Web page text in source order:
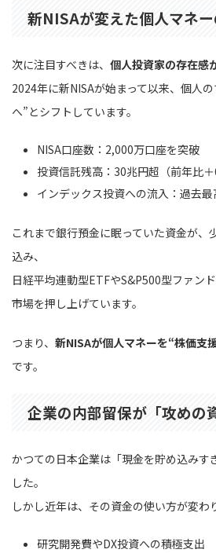
新NISAが変えた個人マネ
次に注目すべきは、 個人投資家の存在感
2024年に新NISAが始まって以来、個人
へ”とシフトしています。
NISA口座数：2,000万口座を突破
投資信託残高：30兆円超（前年比＋
インデックス投資への流入：過去
これまで銀行預金に眠っていた資金が、
込み、
日経平均連動型ETFやS&P500型ファン
市場を押し上げています。
つまり、 新NISAが個人マネーを“株価支
です。
企業の内部留保が「攻めの
かつての日本企業は「現金を貯め込みす
した。
しかし近年は、その資金の使い方が変わ
研究開発費やDX投資への積極支出